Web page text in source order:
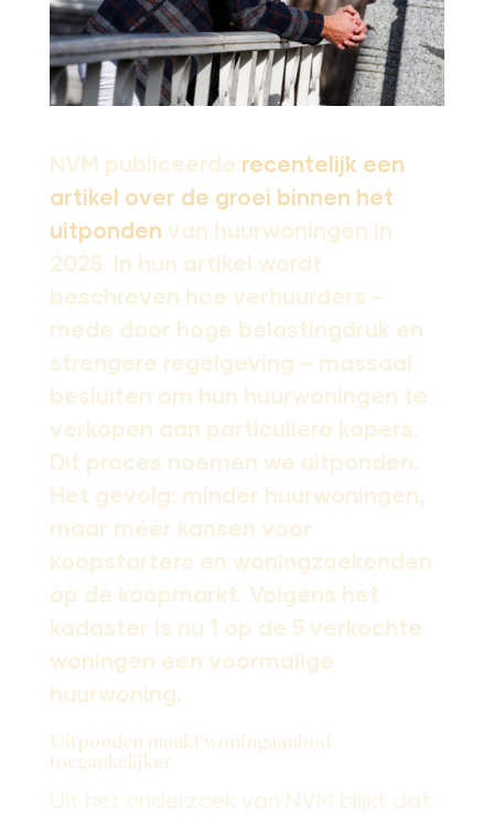
NVM publiceerde recentelijk een
artikel over de groei binnen het
uitponden van huurwoningen in
2025. In hun artikel wordt
beschreven hoe verhuurders –
mede door hoge belastingdruk en
strengere regelgeving – massaal
besluiten om hun huurwoningen te
verkopen aan particuliere kopers.
Dit proces noemen we uitponden.
Het gevolg: minder huurwoningen,
maar méér kansen voor
koopstarters en woningzoekenden
op de koopmarkt. Volgens het
kadaster is nu 1 op de 5 verkochte
woningen een voormalige
huurwoning.
Uitponden maakt woningaanbod
toegankelijker
Uit het onderzoek van NVM blijkt dat